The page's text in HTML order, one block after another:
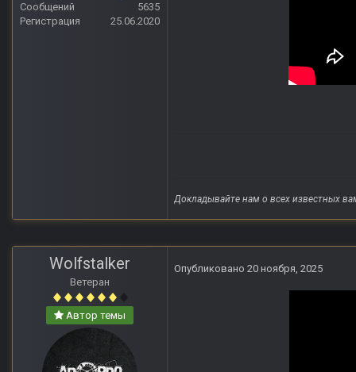
Сообщений
5635
Регистрация
25.06.2020
Докладывайте нам о всех известных
Wolfstalker
Ветеран
Автор темы
Опубликовано 20 ноября, 2025